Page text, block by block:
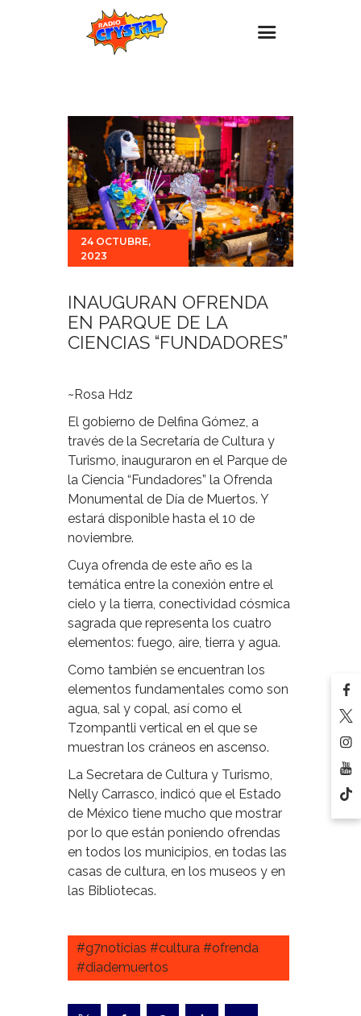
Estaciones
Eventos
Promociones
Noticias
Para ti
Contacto
24 OCTUBRE,
2023
INAUGURAN OFRENDA
EN PARQUE DE LA
CIENCIAS “FUNDADORES”
~Rosa Hdz
El gobierno de Delfina Gómez, a
través de la Secretaría de Cultura y
Turismo, inauguraron en el Parque de
la Ciencia “Fundadores” la Ofrenda
Monumental de Día de Muertos. Y
estará disponible hasta el 10 de
noviembre.
Cuya ofrenda de este año es la
temática entre la conexión entre el
cielo y la tierra, conectividad cósmica
sagrada que representa los cuatro
elementos: fuego, aire, tierra y agua.
Como también se encuentran los
elementos fundamentales como son
agua, sal y copal, así como el
Tzompantli vertical en el que se
muestran los cráneos en ascenso.
La Secretara de Cultura y Turismo,
Nelly Carrasco, indicó que el Estado
de México tiene mucho que mostrar
por lo que están poniendo ofrendas
en todos los municipios, en todas las
casas de cultura, en los museos y en
las Bibliotecas.
#g7noticias #cultura #ofrenda
#diademuertos